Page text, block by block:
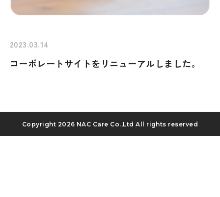
Blog
News release
Privacy policy
Security Policy
2023.03.14
コーポレートサイトをリニューアルしました。
Copyright 2026 NAC Care Co.,Ltd All rights reserved